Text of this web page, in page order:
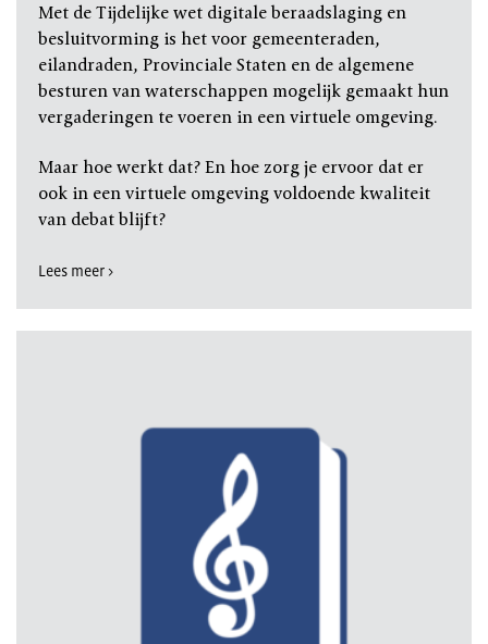
Met de Tijdelijke wet digitale beraadslaging en
besluitvorming is het voor gemeenteraden,
eilandraden, Provinciale Staten en de algemene
besturen van waterschappen mogelijk gemaakt hun
vergaderingen te voeren in een virtuele omgeving.
Maar hoe werkt dat? En hoe zorg je ervoor dat er
ook in een virtuele omgeving voldoende kwaliteit
van debat blijft?
Lees meer >